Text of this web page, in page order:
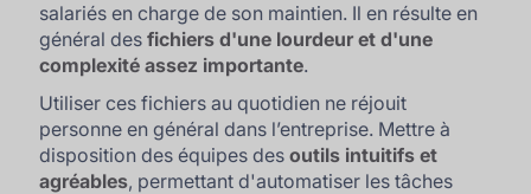
salariés en charge de son maintien. Il en résulte en
général desfichiers d'une lourdeur et d'une
complexité assez importante.
Utiliser ces fichiers au quotidien ne réjouit
personne en général dans l’entreprise. Mettre à
disposition des équipes desoutils intuitifs et
agréables, permettant d'automatiser les tâches